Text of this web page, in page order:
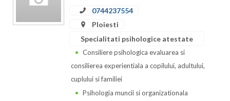
0744237554
Ploiesti
Specialitati psihologice atestate
Consiliere psihologica evaluarea si
consilierea experientiala a copilului, adultului,
cuplului si familiei
Psihologia muncii si organizationala